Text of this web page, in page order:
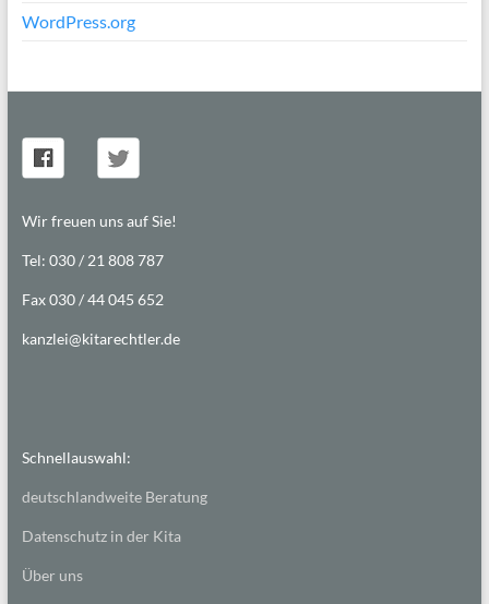
WordPress.org
Wir freuen uns auf Sie!
Tel: 030 / 21 808 787
Fax 030 / 44 045 652
kanzlei@kitarechtler.de
Schnellauswahl:
deutschlandweite Beratung
Datenschutz in der Kita
Über uns